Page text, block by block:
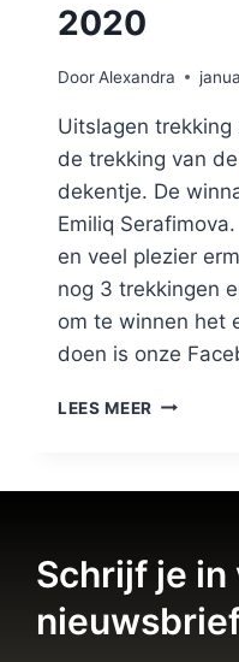
2020
DoorAlexandra
Uitslagen
de trekking van
dekentje. De
Emiliq
en veel plezier
nog 3 trekkingen
om te winnen het
doen is onze
LEES MEER
Schrijf je in